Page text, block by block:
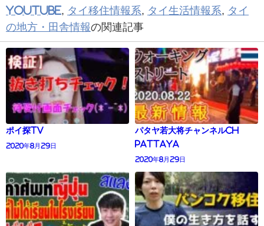
YouTube, タイ移住情報系, タイ生活情報系, タイ
の地方・田舎情報の関連記事
ポイ探TV
2020年8月29日
パタヤ若大将チャンネルCH
pattaya
2020年8月29日